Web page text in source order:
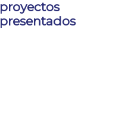
proyectos
presentados